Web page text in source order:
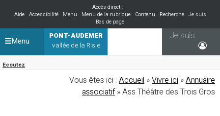
Accès direct :
Aide
Accessibilité Menu Menu de la rubrique Contenu Recherche
Je suis
Bas de page
PONT-AUDEMER
vallée de la Risle
Ecoutez
Je suis
Menu
Vous êtes ici : Accueil »Vivre ici »Annuaire
associatif» Ass Théâtre des Trois Gros